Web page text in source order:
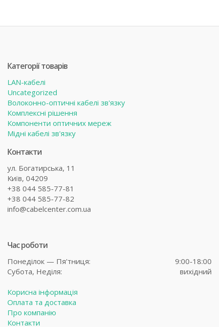
Категорії товарів
LAN-кабелі
Uncategorized
Волоконно-оптичні кабелі зв'язку
Комплексні рішення
Компоненти оптичних мереж
Мідні кабелі зв'язку
Контакти
ул. Богатирська, 11
Київ, 04209
+38 044 585-77-81
+38 044 585-77-82
info@cabelcenter.com.ua
Час роботи
Понеділок — Пя'тниця:
9:00-18:00
Субота, Неділя: вихідний
Корисна інформація
Оплата та доставка
Про компанію
Контакти